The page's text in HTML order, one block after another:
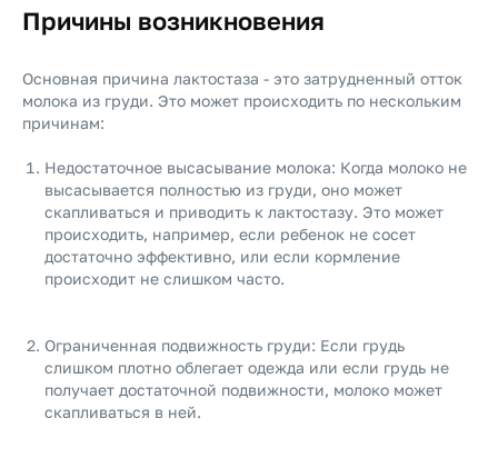
Причины возникновения
Основная причина лактостаза - это затрудненный отток
молока из груди. Это может происходить по нескольким
причинам:
Недостаточное высасывание молока: Когда молоко не
высасывается полностью из груди, оно может
скапливаться и приводить к лактостазу. Это может
происходить, например, если ребенок не сосет
достаточно эффективно, или если кормление
происходит не слишком часто.
Ограниченная подвижность груди: Если грудь
слишком плотно облегает одежда или если грудь не
получает достаточной подвижности, молоко может
скапливаться в ней.